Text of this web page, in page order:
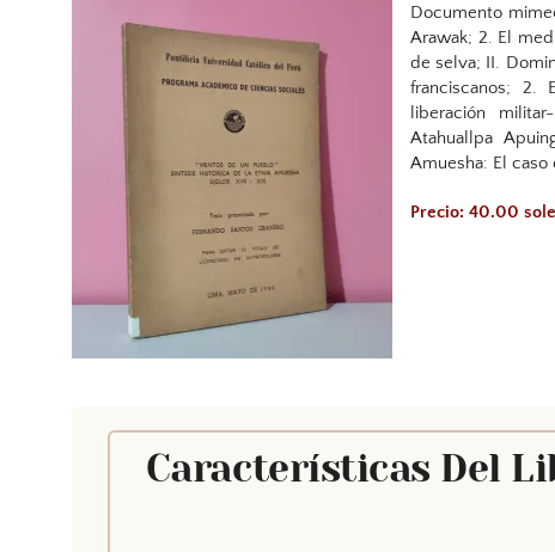
Documento
Arawak; 2. El
de selva; II.
franciscanos; 2.
liberación
Atahuallpa
Amuesha: El
Precio: 40.00
Características Del